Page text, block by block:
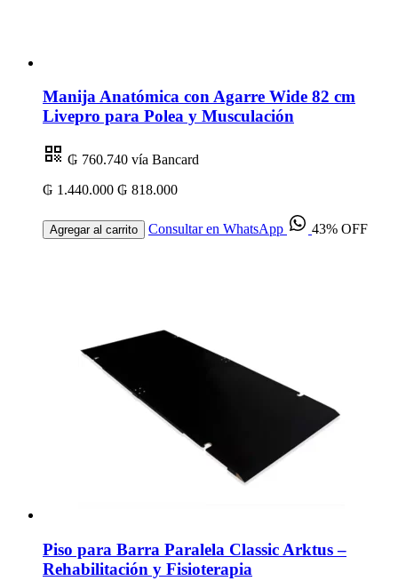
Manija Anatómica con Agarre Wide 82 cm
Livepro para Polea y Musculación
₲ 760.740 vía Bancard
₲ 1.440.000 ₲ 818.000
Agregar al carrito Consultar en WhatsApp 43% OFF
Piso para Barra Paralela Classic Arktus –
Rehabilitación y Fisioterapia